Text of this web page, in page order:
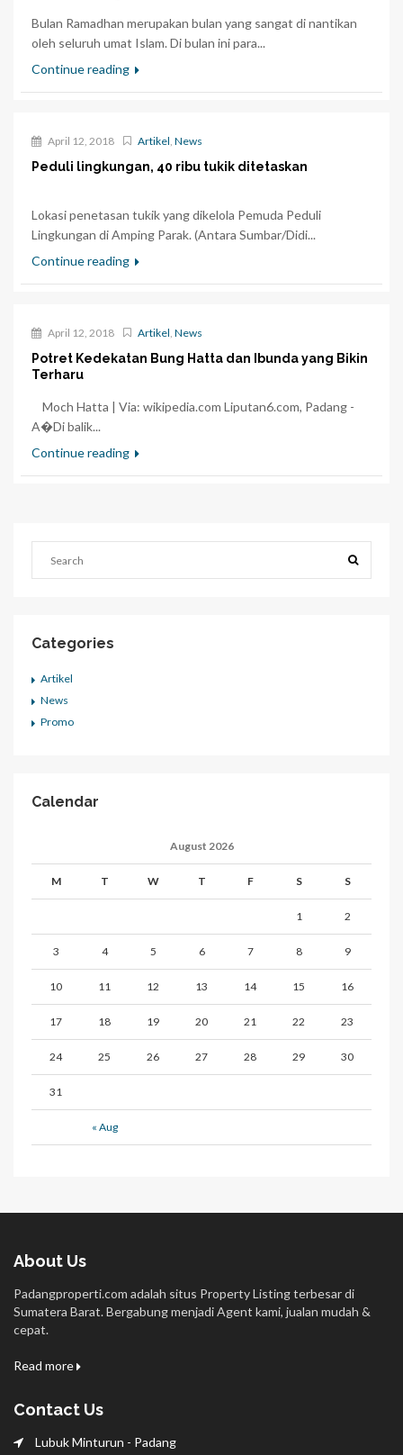
Bulan Ramadhan merupakan bulan yang sangat di nantikan
oleh seluruh umat Islam. Di bulan ini para...
Continue reading
April 12, 2018 Artikel, News
Peduli lingkungan, 40 ribu tukik ditetaskan
Lokasi penetasan tukik yang dikelola Pemuda Peduli
Lingkungan di Amping Parak. (Antara Sumbar/Didi...
Continue reading
April 12, 2018 Artikel, News
Potret Kedekatan Bung Hatta dan Ibunda yang Bikin
Terharu
Moch Hatta | Via: wikipedia.com Liputan6.com, Padang -
A�Di balik...
Continue reading
Categories
Artikel
News
Promo
Calendar
August 2026
M T W T F S S
« Aug
1 2
3 4 5 6 7 8 9
10 11 12 13 14 15 16
17 18 19 20 21 22 23
24 25 26 27 28 29 30
31
About Us
Padangproperti.com adalah situs Property Listing terbesar di
Sumatera Barat. Bergabung menjadi Agent kami, jualan mudah &
cepat.
Read more
Contact Us
Lubuk Minturun - Padang